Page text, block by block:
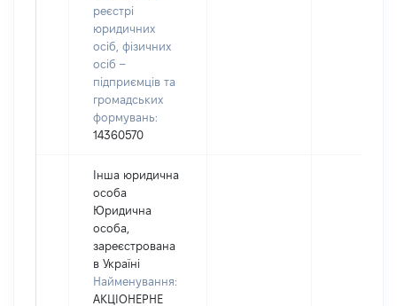
реєстрі
юридичних
осіб, фізичних
осіб –
підприємців та
громадських
формувань:
14360570
Інша юридична
особа
Юридична
особа,
зареєстрована
в Україні
Найменування:
АКЦІОНЕРНЕ